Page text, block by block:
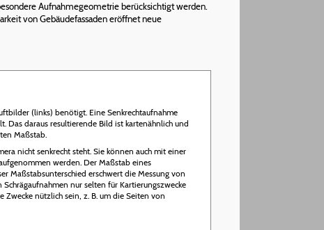
Aufnahmegeometrie berücksichtigt werden.
von Gebäudefassaden eröffnet neue
(links) benötigt. Eine Senkrechtaufnahme
Das daraus resultierende Bild ist kartenähnlich und
Maßstab.
nicht senkrecht steht. Sie können auch mit einer
werden. Der Maßstab eines
Maßstabsunterschied erschwert die Messung von
nur selten für Kartierungszwecke
nützlich sein, z. B. um die Seiten von